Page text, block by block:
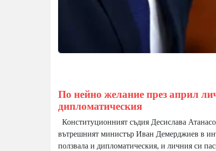
По нейно желание през април
дипломатическия
Конституционният съдия Десислава
вътрешният министър Иван Демерджиев в
ползвала и дипломатическия, и личния си